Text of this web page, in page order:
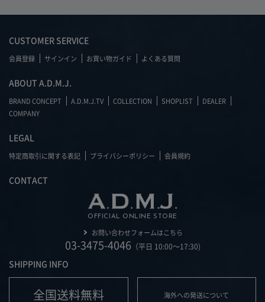
CUSTOMER SERVICE
会員登録 サインイン お買い物ガイド よくある質問
ABOUT A.D.M.J.
BRAND CONCEPT A.D.M.J.TV COLLECTION SHOPLIST
DEALER
COMPANY
LEGAL
特定商取引に関する表記 プライバシーポリシー 会員規約
CONTACT
OFFICIAL ONLINE STORE
お問い合わせフォームはこちら
03-3475-4046 （平日 10:00～17:30)
SHIPPING INFO
全国送料無料
海外への発送について